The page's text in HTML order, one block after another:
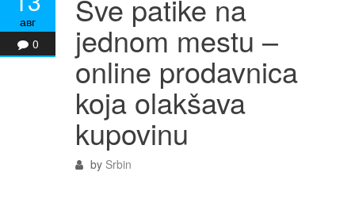
авг
0
Sve patike na
jednom mestu –
online prodavnica
koja olakšava
kupovinu
by Srbin